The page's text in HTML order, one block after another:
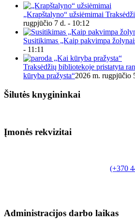
„Krapštalyno“ užsiėmimai
rugpjūčio 7 d. - 10:12
Susitikimas „Kaip pakvimpa
- 11:11
Traksėdžių bibliotekoje pristatyta
kūryba pražysta“2026 m. rugpjūčio
Šilutės knygininkai
Įmonės rekvizitai
(+370
Administracijos darbo laikas